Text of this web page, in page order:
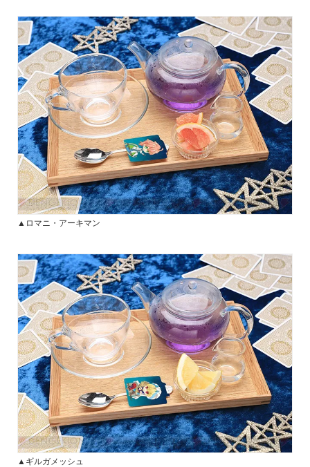
▲ロマニ・アーキマン
▲ギルガメッシュ